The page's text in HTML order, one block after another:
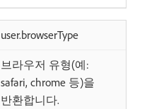
user.browserType
브라우저 유형(예:
safari, chrome 등)을
반환합니다.